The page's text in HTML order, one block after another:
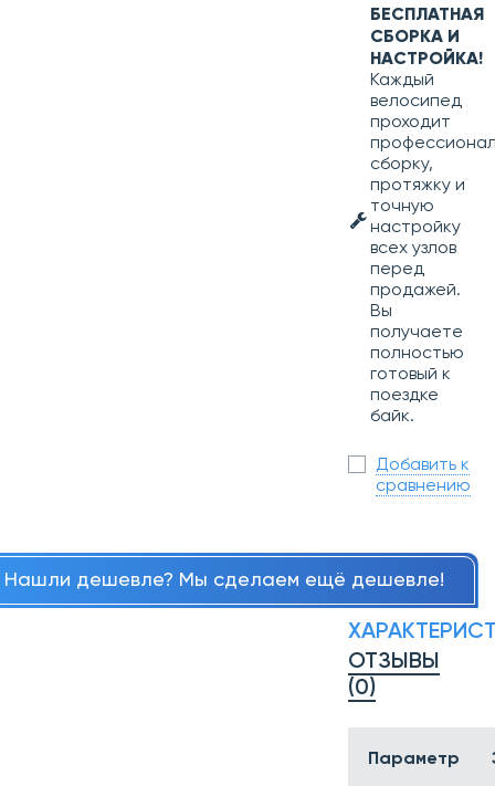
БЕСПЛАТНАЯ
СБОРКА И
НАСТРОЙКА!
Каждый
велосипед
проходит
сборку,
протяжку и
точную
настройку
всех узлов
перед
продажей.
Вы
получаете
полностью
готовый к
поездке
байк.
Добавить к
сравнению
Нашли дешевле? Мы сделаем ещё дешевле!
ОТЗЫВЫ
(0)
Параметр